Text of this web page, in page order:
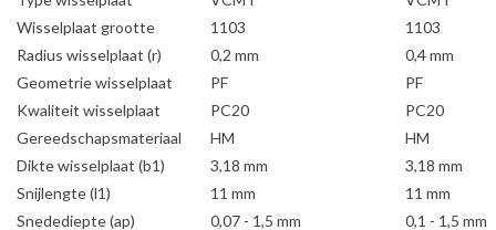
Wisselplaat grootte
1103
1103
Radius wisselplaat (r)
0,2 mm
0,4 mm
Geometrie wisselplaat
PF
PF
Kwaliteit wisselplaat
PC20
PC20
Gereedschapsmateriaal
HM
HM
Dikte wisselplaat (b1)
3,18 mm
3,18 mm
Snijlengte (l1)
11 mm
11 mm
Snedediepte (ap)
0,07 - 1,5 mm 0,1 - 1,5 mm